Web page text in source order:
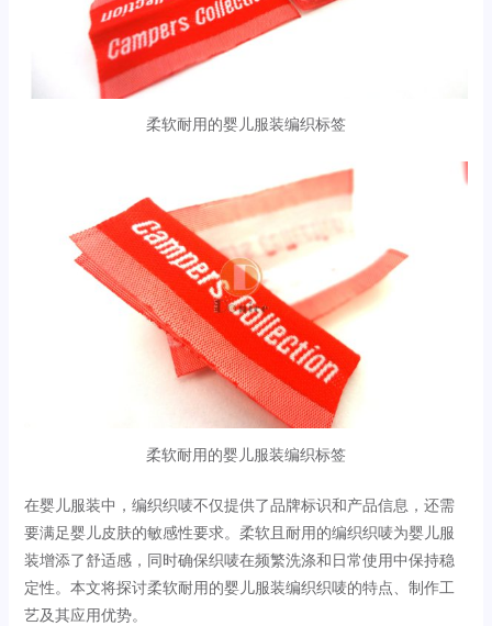
柔软耐用的婴儿服装编织标签
柔软耐用的婴儿服装编织标签
在婴儿服装中，编织织唛不仅提供了品牌标识和产品信息，还需
要满足婴儿皮肤的敏感性要求。柔软且耐用的编织织唛为婴儿服
装增添了舒适感，同时确保织唛在频繁洗涤和日常使用中保持稳
定性。本文将探讨柔软耐用的婴儿服装编织织唛的特点、制作工
艺及其应用优势。